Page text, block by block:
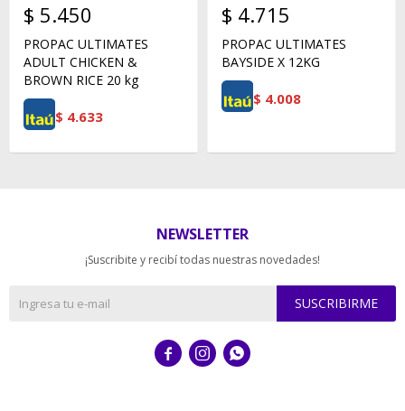
$ 5.450
PROPAC ULTIMATES
ADULT CHICKEN &
BROWN RICE 20 kg
$ 4.633
$ 4.715
PROPAC ULTIMATES
BAYSIDE X 12KG
$ 4.008
NEWSLETTER
¡Suscribite y recibí todas nuestras novedades!
SUSCRIBIRME
  